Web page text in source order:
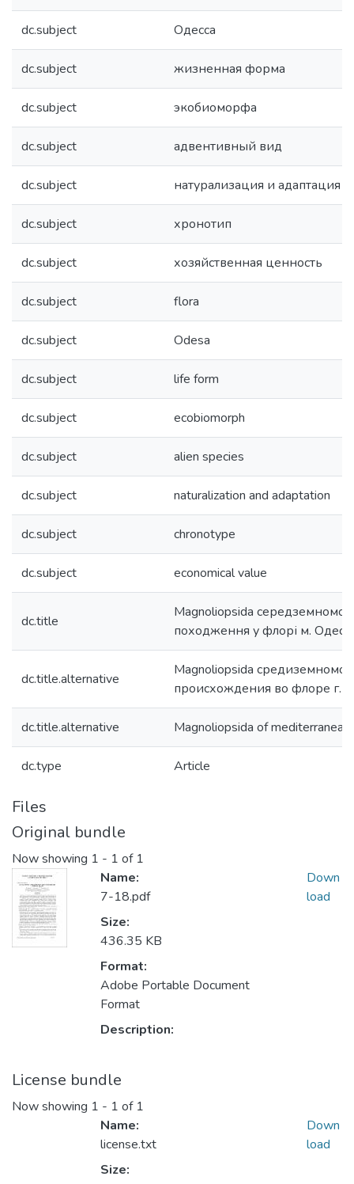
dc.subject Одесса
dc.subject жизненная форма
dc.subject экобиоморфа
dc.subject адвентивный вид
dc.subject натурализация и адаптация
dc.subject хронотип
dc.subject хозяйственная ценность
dc.subject flora
dc.subject Odesa
dc.subject life form
dc.subject ecobiomorph
dc.subject alien species
dc.subject naturalization and adaptation
dc.subject chronotype
dc.subject economical value
dc.title
Magnoliopsida
походження у флорі м. Одеси
dc.title.alternative
Magnoliopsida
происхождения во флоре г.
dc.title.alternative Magnoliopsida of
dc.type Article
Files
Original bundle
Now showing 1 - 1 of 1
Name:
7-18.pdf
Size:
436.35 KB
Format:
Adobe Portable Document
Format
Description:
Down
load
License bundle
Now showing 1 - 1 of 1
Name:
license.txt
Size:
Down
load